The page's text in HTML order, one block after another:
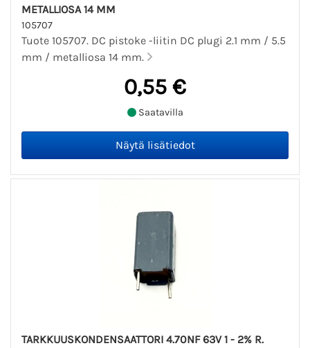
METALLIOSA 14 MM
105707
Tuote 105707. DC pistoke -liitin DC plugi 2.1 mm / 5.5
mm / metalliosa 14 mm.
0,55 €
Saatavilla
TARKKUUSKONDENSAATTORI 4.70NF 63V 1 - 2% R.